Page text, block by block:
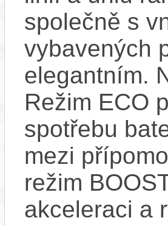
společně s
vybavených
elegantním.
Režim ECO
spotřebu
mezi
režim
akceleraci a